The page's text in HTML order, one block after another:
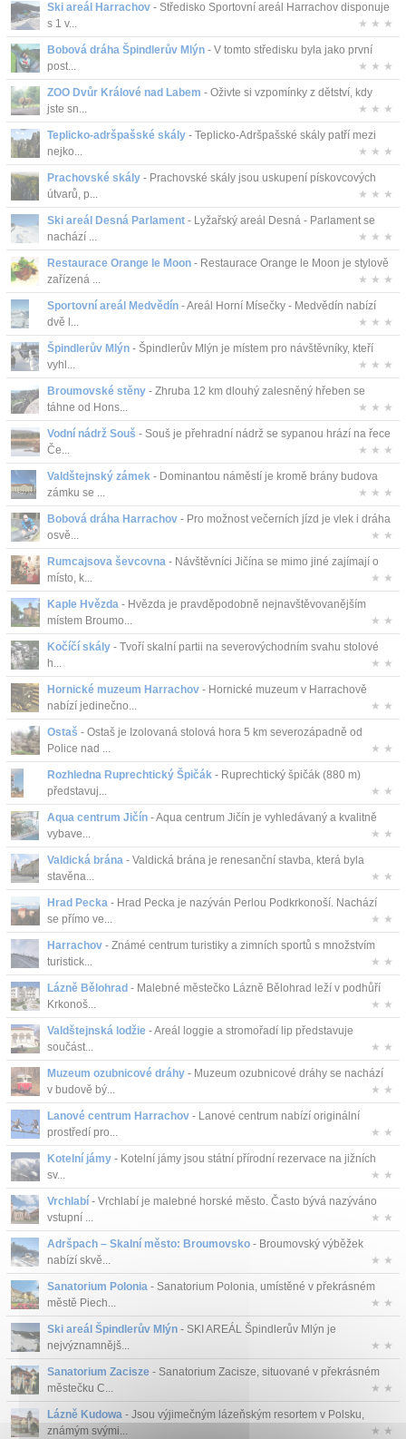
Ski areál Harrachov - Středisko Sportovní areál Harrachov disponuje
s 1 v...
★ ★ ★
Bobová dráha Špindlerův Mlýn - V tomto středisku byla jako první
post...
★ ★ ★
ZOO Dvůr Králové nad Labem - Oživte si vzpomínky z dětství, kdy
jste sn...
★ ★ ★
Teplicko-adršpašské skály - Teplicko-Adršpašské skály patří mezi
nejko...
★ ★ ★
Prachovské skály - Prachovské skály jsou uskupení pískovcových
útvarů, p...
★ ★ ★
Ski areál Desná Parlament - Lyžařský areál Desná - Parlament se
nachází ...
★ ★ ★
Restaurace Orange le Moon - Restaurace Orange le Moon je stylově
zařízená ...
★ ★ ★
Sportovní areál Medvědín - Areál Horní Mísečky - Medvědín nabízí
dvě l...
★ ★ ★
Špindlerův Mlýn - Špindlerův Mlýn je místem pro návštěvníky, kteří
vyhl...
★ ★ ★
Broumovské stěny - Zhruba 12 km dlouhý zalesněný hřeben se
táhne od Hons...
★ ★ ★
Vodní nádrž Souš - Souš je přehradní nádrž se sypanou hrází na řece
Če...
★ ★ ★
Valdštejnský zámek - Dominantou náměstí je kromě brány budova
zámku se ...
★ ★ ★
Bobová dráha Harrachov - Pro možnost večerních jízd je vlek i dráha
osvě...
★ ★
Rumcajsova ševcovna - Návštěvníci Jičína se mimo jiné zajímají o
místo, k...
★ ★
Kaple Hvězda - Hvězda je pravděpodobně nejnavštěvovanějším
místem Broumo...
★ ★
Kočíčí skály - Tvoří skalní partii na severovýchodním svahu stolové
h...
★ ★
Hornické muzeum Harrachov - Hornické muzeum v Harrachově
nabízí jedinečno...
★ ★
Ostaš - Ostaš je Izolovaná stolová hora 5 km severozápadně od
Police nad ...
★ ★
Rozhledna Ruprechtický Špičák - Ruprechtický špičák (880 m)
představuj...
★ ★
Aqua centrum Jičín - Aqua centrum Jičín je vyhledávaný a kvalitně
vybave...
★ ★
Valdická brána - Valdická brána je renesanční stavba, která byla
stavěna...
★ ★
Hrad Pecka - Hrad Pecka je nazýván Perlou Podkrkonoší. Nachází
se přímo ve...
★ ★
Harrachov - Známé centrum turistiky a zimních sportů s množstvím
turistick...
★ ★
Lázně Bělohrad - Malebné městečko Lázně Bělohrad leží v podhůří
Krkonoš...
★ ★
Valdštejnská lodžie - Areál loggie a stromořadí lip představuje
součást...
★ ★
Muzeum ozubnicové dráhy - Muzeum ozubnicové dráhy se nachází
v budově bý...
★ ★
Lanové centrum Harrachov - Lanové centrum nabízí originální
prostředí pro...
★ ★
Kotelní jámy - Kotelní jámy jsou státní přírodní rezervace na jižních
sv...
★ ★
Vrchlabí - Vrchlabí je malebné horské město. Často bývá nazýváno
vstupní ...
★ ★
Adršpach – Skalní město: Broumovsko - Broumovský výběžek
nabízí skvě...
★ ★
Sanatorium Polonia - Sanatorium Polonia, umístěné v překrásném
městě Piech...
★ ★
Ski areál Špindlerův Mlýn - SKI AREÁL Špindlerův Mlýn je
nejvýznamnějš...
★ ★
Sanatorium Zacisze - Sanatorium Zacisze, situované v překrásném
městečku C...
★ ★
Lázně Kudowa - Jsou výjimečným lázeňským resortem v Polsku,
známým svými...
★ ★